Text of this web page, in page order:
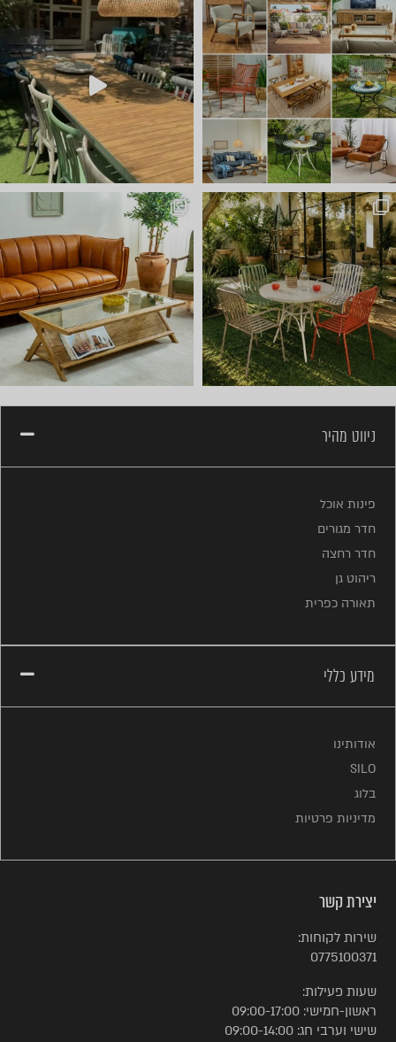
ועכשיו הגיע הזמן לשולחן הסל
ניווט מהיר
פינות אוכל
חדר מגורים
חדר רחצה
ריהוט גן
תאורה כפרית
מידע כללי
אודותינו
SILO
בלוג
מדיניות פרטיות
יצירת קשר
שירות לקוחות:
0775100371
שעות פעילות:
ראשון-חמישי: 09:00-17:00
שישי וערבי חג: 09:00-14:00